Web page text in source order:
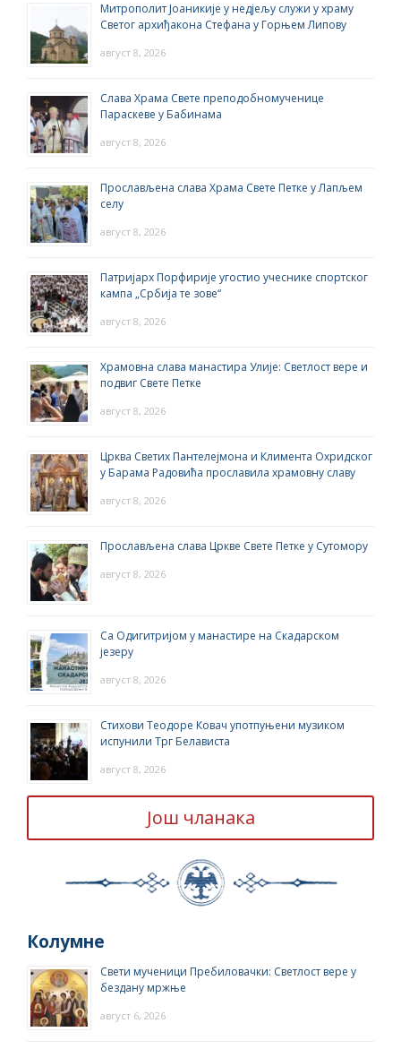
Митрополит Јоаникије у недјељу служи у храму
Светог архиђакона Стефана у Горњем Липову
август 8, 2026
Слава Храма Свете преподобномученице
Параскеве у Бабинама
август 8, 2026
Прослављена слава Храма Свете Петке у Лапљем
селу
август 8, 2026
Патријарх Порфирије угостио учеснике спортског
кампа „Србија те зове“
август 8, 2026
Храмовна слава манастира Улије: Светлост вере и
подвиг Свете Петке
август 8, 2026
Црква Светих Пантелејмона и Климента Охридског
у Барама Радовића прославила храмовну славу
август 8, 2026
Прослављена слава Цркве Свете Петке у Сутомору
август 8, 2026
Са Одигитријом у манастире на Скадарском
језеру
август 8, 2026
Стихови Теодоре Ковач употпуњени музиком
испунили Трг Белависта
август 8, 2026
Још чланака
Колумне
Свети мученици Пребиловачки: Светлост вере у
бездану мржње
август 6, 2026